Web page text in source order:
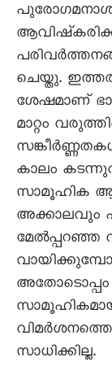
ചെയ്തു.
ശേഷമാണ്
മാറ്റം
കാലം
സാമൂഹിക
അക്കാലവും
മേൽപ്പറഞ്ഞ
അതോടൊപ്പം
സാധിക്കില്ല.